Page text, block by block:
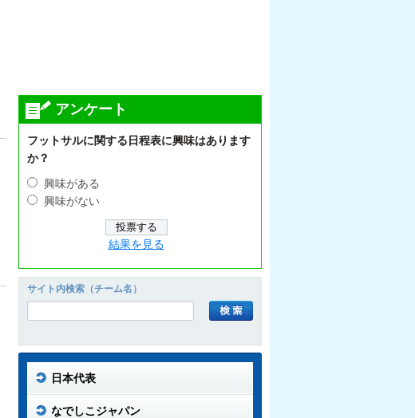
アンケート
フットサルに関する日程表に興味はあります
か？
興味がある
興味がない
結果を見る
サイト内検索（チーム名）
日本代表
なでしこジャパン